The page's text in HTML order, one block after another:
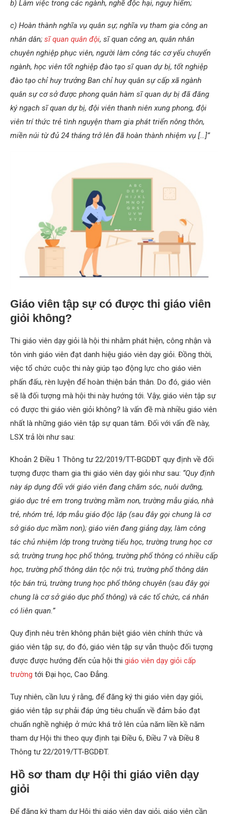
b) Làm việc trong các ngành, nghề độc hại, nguy hiểm;
c) Hoàn thành nghĩa vụ quân sự; nghĩa vụ tham gia công an
nhân dân; sĩ quan quân đội, sĩ quan công an, quân nhân
chuyên nghiệp phục viên, người làm công tác cơ yếu chuyển
ngành, học viên tốt nghiệp đào tạo sĩ quan dự bị, tốt nghiệp
đào tạo chỉ huy trưởng Ban chỉ huy quân sự cấp xã ngành
quân sự cơ sở được phong quân hàm sĩ quan dự bị đã đăng
ký ngạch sĩ quan dự bị, đội viên thanh niên xung phong, đội
viên trí thức trẻ tình nguyện tham gia phát triển nông thôn,
miền núi từ đủ 24 tháng trở lên đã hoàn thành nhiệm vụ […]”
Giáo viên tập sự có được thi giáo viên
giỏi không?
Thi giáo viên dạy giỏi là hội thi nhằm phát hiện, công nhận và
tôn vinh giáo viên đạt danh hiệu giáo viên dạy giỏi. Đồng thời,
việc tổ chức cuộc thi này giúp tạo động lực cho giáo viên
phấn đấu, rèn luyện để hoàn thiện bản thân. Do đó, giáo viên
sẽ là đối tượng mà hội thi này hướng tới. Vậy, giáo viên tập sự
có được thi giáo viên giỏi không? là vấn đề mà nhiều giáo viên
nhất là những giáo viên tập sự quan tâm. Đối với vấn đề này,
LSX trả lời như sau:
Khoản 2 Điều 1 Thông tư 22/2019/TT-BGDĐT quy định về đối
tượng được tham gia thi giáo viên dạy giỏi như sau: “Quy định
này áp dụng đối với giáo viên đang chăm sóc, nuôi dưỡng,
giáo dục trẻ em trong trường mầm non, trường mẫu giáo, nhà
trẻ, nhóm trẻ, lớp mẫu giáo độc lập (sau đây gọi chung là cơ
sở giáo dục mầm non); giáo viên đang giảng dạy, làm công
tác chủ nhiệm lớp trong trường tiểu học, trường trung học cơ
sở, trường trung học phổ thông, trường phổ thông có nhiều cấp
học, trường phổ thông dân tộc nội trú, trường phổ thông dân
tộc bán trú, trường trung học phổ thông chuyên (sau đây gọi
chung là cơ sở giáo dục phổ thông) và các tổ chức, cá nhân
có liên quan.”
Quy định nêu trên không phân biệt giáo viên chính thức và
giáo viên tập sự, do đó, giáo viên tập sự vẫn thuộc đối tượng
được được hướng đến của hội thi giáo viên dạy giỏi cấp
trường tới Đại học, Cao Đẳng.
Tuy nhiên, cần lưu ý rằng, để đăng ký thi giáo viên dạy giỏi,
giáo viên tập sự phải đáp ứng tiêu chuẩn về đảm bảo đạt
chuẩn nghề nghiệp ở mức khá trở lên của năm liền kề năm
tham dự Hội thi theo quy định tại Điều 6, Điều 7 và Điều 8
Thông tư 22/2019/TT-BGDĐT.
Hồ sơ tham dự Hội thi giáo viên dạy
giỏi
Để đăng ký tham dự Hội thi giáo viên dạy giỏi, giáo viên cần